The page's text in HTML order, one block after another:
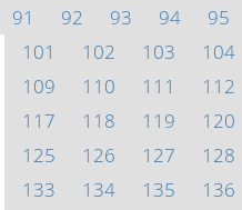
91
92 93 94 95
101
102 103 104
109
110 111 112
117
118 119 120
125
126 127 128
133
134 135 136